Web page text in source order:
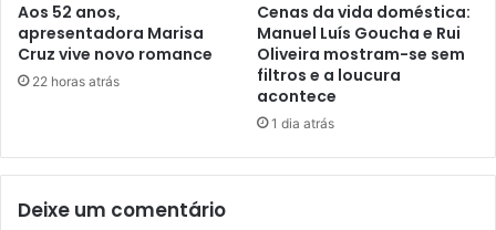
Aos 52 anos,
apresentadora Marisa
Cruz vive novo romance
22 horas atrás
Cenas da vida doméstica:
Manuel Luís Goucha e Rui
Oliveira mostram-se sem
filtros e a loucura
acontece
1 dia atrás
Deixe um comentário